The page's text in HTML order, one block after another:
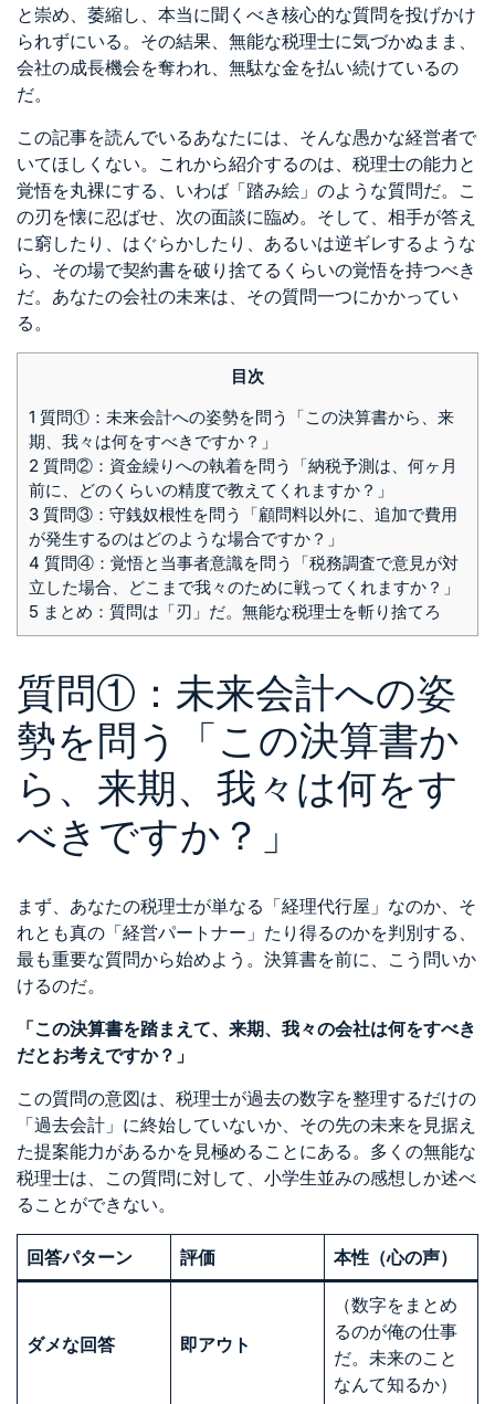
と崇め、萎縮し、本当に聞くべき核心的な質問を投げかけ
られずにいる。その結果、無能な税理士に気づかぬまま、
会社の成長機会を奪われ、無駄な金を払い続けているの
だ。
この記事を読んでいるあなたには、そんな愚かな経営者で
いてほしくない。これから紹介するのは、税理士の能力と
覚悟を丸裸にする、いわば「踏み絵」のような質問だ。こ
の刃を懐に忍ばせ、次の面談に臨め。そして、相手が答え
に窮したり、はぐらかしたり、あるいは逆ギレするような
ら、その場で契約書を破り捨てるくらいの覚悟を持つべき
だ。あなたの会社の未来は、その質問一つにかかってい
る。
目次
1 質問①：未来会計への姿勢を問う「この決算書から、来
期、我々は何をすべきですか？」
2 質問②：資金繰りへの執着を問う「納税予測は、何ヶ月
前に、どのくらいの精度で教えてくれますか？」
3 質問③：守銭奴根性を問う「顧問料以外に、追加で費用
が発生するのはどのような場合ですか？」
4 質問④：覚悟と当事者意識を問う「税務調査で意見が対
立した場合、どこまで我々のために戦ってくれますか？」
5 まとめ：質問は「刃」だ。無能な税理士を斬り捨てろ
質問①：未来会計への姿
勢を問う「この決算書か
ら、来期、我々は何をす
べきですか？」
まず、あなたの税理士が単なる「経理代行屋」なのか、そ
れとも真の「経営パートナー」たり得るのかを判別する、
最も重要な質問から始めよう。決算書を前に、こう問いか
けるのだ。
「この決算書を踏まえて、来期、我々の会社は何をすべき
だとお考えですか？」
この質問の意図は、税理士が過去の数字を整理するだけの
「過去会計」に終始していないか、その先の未来を見据え
た提案能力があるかを見極めることにある。多くの無能な
税理士は、この質問に対して、小学生並みの感想しか述べ
ることができない。
回答パターン 評価 本性（心の声）
ダメな回答 即アウト
（数字をまとめ
るのが俺の仕事
だ。未来のこと
なんて知るか）